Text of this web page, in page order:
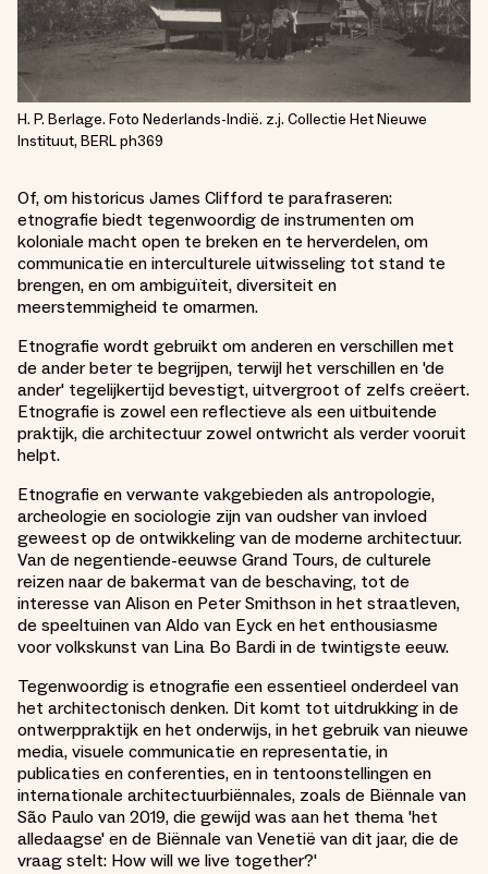
H. P. Berlage. Foto Nederlands-Indië. z.j. Collectie Het Nieuwe
Instituut, BERL ph369
Of, om historicus James Clifford te parafraseren:
etnografie biedt tegenwoordig de instrumenten om
koloniale macht open te breken en te herverdelen, om
communicatie en interculturele uitwisseling tot stand te
brengen, en om ambiguïteit, diversiteit en
meerstemmigheid te omarmen.
Etnografie wordt gebruikt om anderen en verschillen met
de ander beter te begrijpen, terwijl het verschillen en 'de
ander' tegelijkertijd bevestigt, uitvergroot of zelfs creëert.
Etnografie is zowel een reflectieve als een uitbuitende
praktijk, die architectuur zowel ontwricht als verder vooruit
helpt.
Etnografie en verwante vakgebieden als antropologie,
archeologie en sociologie zijn van oudsher van invloed
geweest op de ontwikkeling van de moderne architectuur.
Van de negentiende-eeuwse Grand Tours, de culturele
reizen naar de bakermat van de beschaving, tot de
interesse van Alison en Peter Smithson in het straatleven,
de speeltuinen van Aldo van Eyck en het enthousiasme
voor volkskunst van Lina Bo Bardi in de twintigste eeuw.
Tegenwoordig is etnografie een essentieel onderdeel van
het architectonisch denken. Dit komt tot uitdrukking in de
ontwerppraktijk en het onderwijs, in het gebruik van nieuwe
media, visuele communicatie en representatie, in
publicaties en conferenties, en in tentoonstellingen en
internationale architectuurbiënnales, zoals de Biënnale van
São Paulo van 2019, die gewijd was aan het thema 'het
alledaagse' en de Biënnale van Venetië van dit jaar, die de
vraag stelt: How will we live together?'